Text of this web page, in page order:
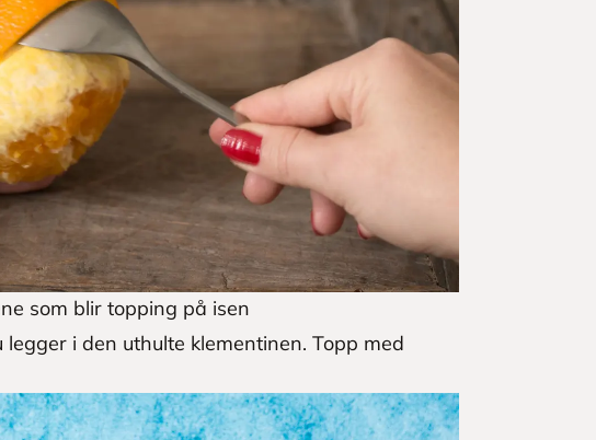
som blir topping på isen
i den uthulte klementinen. Topp med